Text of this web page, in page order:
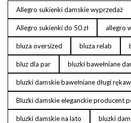
Allegro sukienki damskie wyprzedaż
Allegro sukienki do 50 zł allegro
bluza oversized bluza relab
bluz dla par bluzki bawełniane
bluzki damskie bawełniane długi rękaw
Bluzki damskie eleganckie producent
bluzki damskie na lato bluzki